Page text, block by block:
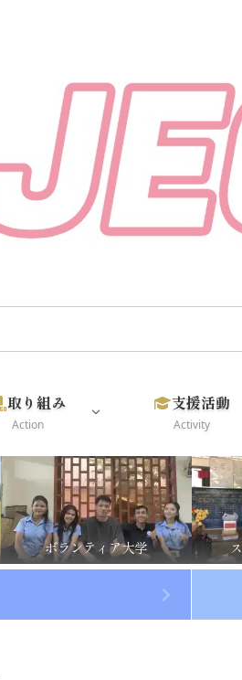
取り組み
Action
支援活動
Activity
ボランティア大学